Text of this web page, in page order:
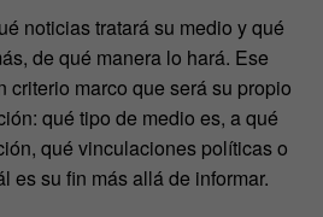
noticias tratará su medio y qué
de qué manera lo hará. Ese
criterio marco que será su propio
qué tipo de medio es, a qué
qué vinculaciones políticas o
es su fin más allá de informar.